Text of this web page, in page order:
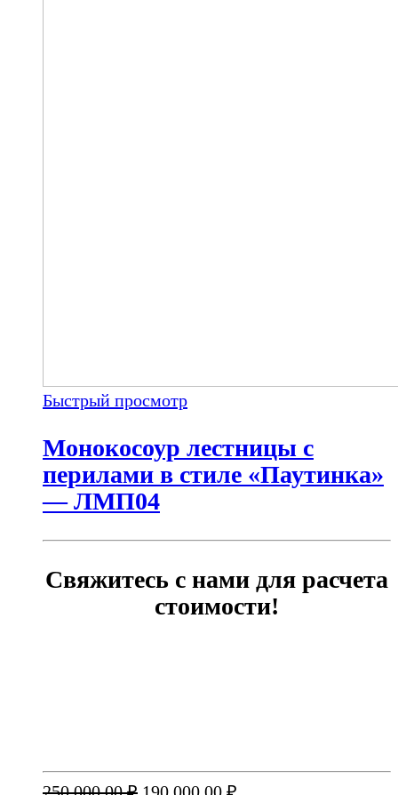
Быстрый просмотр
Монокосоур лестницы с
перилами в стиле «Паутинка»
— ЛМП04
Свяжитесь с нами для расчета
стоимости!
Первоначальная